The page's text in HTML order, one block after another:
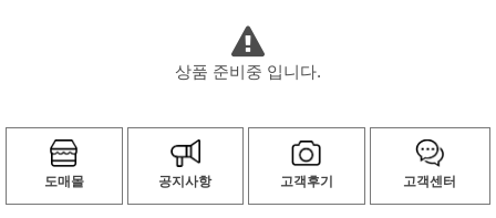
상품 준비중 입니다.
도매몰 공지사항 고객후기 고객센터